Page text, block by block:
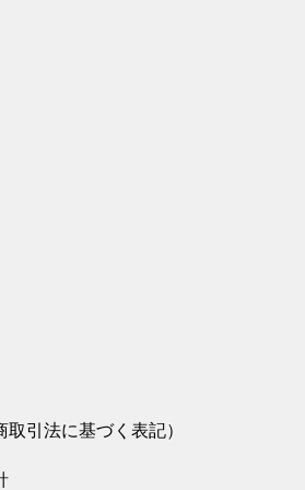
引法に基づく表記）